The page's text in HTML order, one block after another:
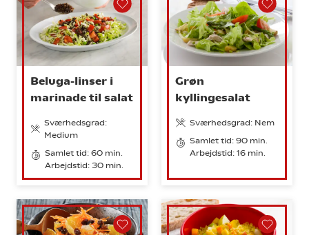
Beluga-linser i
marinade til salat
Sværhedsgrad:
Medium
Samlet tid: 60 min.
Arbejdstid: 30 min.
Grøn
kyllingesalat
Sværhedsgrad: Nem
Samlet tid: 90 min.
Arbejdstid: 16 min.